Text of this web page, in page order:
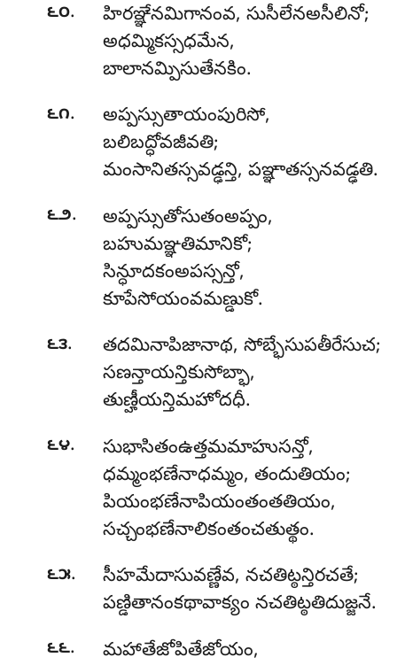
౬౦. హిరఞ్ఞేనమిగానంవ, సుసీలేనఅసీలినో;
అధమ్మికస్సధమేన,
బాలానమ్పిసుతేనకిం.
౬౧.
అప్పస్సుతాయంపురిసో,
బలిబద్ధోవజీవతి;
మంసానితస్సవడ్ఢన్తి, పఞ్ఞాతస్సనవడ్ఢతి.
౬౨.
అప్పస్సుతోసుతంఅప్పం,
బహుమఞ్ఞతిమానికో;
సిన్ధూదకంఅపస్సన్తో,
కూపేసోయంవమణ్డుకో.
౬౩. తదమినాపిజానాథ, సోబ్భేసుపతీరేసుచ;
సణన్తాయన్తికుసోబ్భా,
తుణ్హీయన్తిమహోదధీ.
౬౪.
సుభాసితంఉత్తమమాహుసన్తో,
ధమ్మంభణేనాధమ్మం, తందుతియం;
పియంభణేనాపియంతంతతియం,
సచ్చంభణేనాలికంతంచతుత్థం.
౬౫. సీహమేదాసువణ్ణేవ, నచతిట్ఠన్తిరచతే;
పణ్డితానంకథావాక్యం నచతిట్ఠతిదుజ్జనే.
౬౬.
మహాతేజోపితేజోయం,